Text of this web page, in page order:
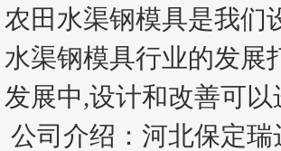
农田水渠钢模具是我们
水渠钢模具行业的发展
发展中,设计和改善可
公司介绍：河北保定